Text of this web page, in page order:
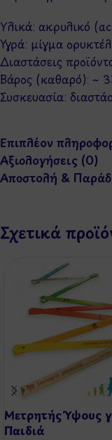
Υλικά: ακρυλικό
Υγρά: μίγμα
Διαστάσεις
Βάρος (καθαρό): ~
Συσκευασία:
Επιπλέον
Αξιολογήσεις (0)
Αποστολή &
Σχετικά
Μετρητής Ύψους
Παιδιά